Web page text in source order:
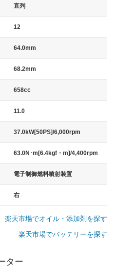
直列
12
64.0mm
68.2mm
658cc
11.0
37.0kW[50PS]/6,000rpm
63.0N･m[6.4kgf・m]/4,400rpm
電子制御燃料噴射装置
右
楽天市場でオイル・添加剤を探す
楽天市場でバッテリーを探す
ター